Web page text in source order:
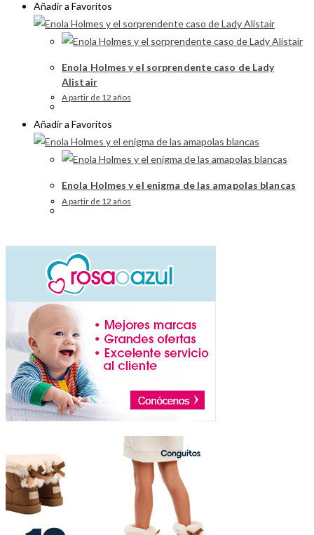
Añadir a Favoritos
Enola Holmes y el sorprendente caso de Lady
Alistair
A partir de 12 años
Añadir a Favoritos
Enola Holmes y el enigma de las amapolas blancas
A partir de 12 años